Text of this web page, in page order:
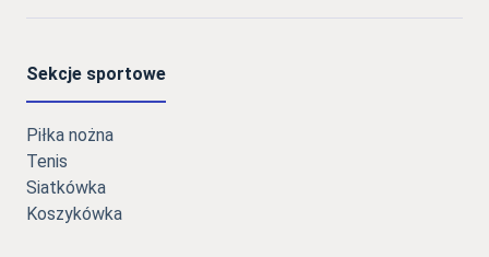
Sekcje sportowe
Piłka nożna
Tenis
Siatkówka
Koszykówka